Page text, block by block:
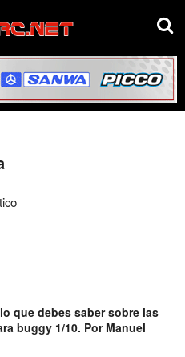
que debes saber sobre las
buggy 1/10. Por Manuel